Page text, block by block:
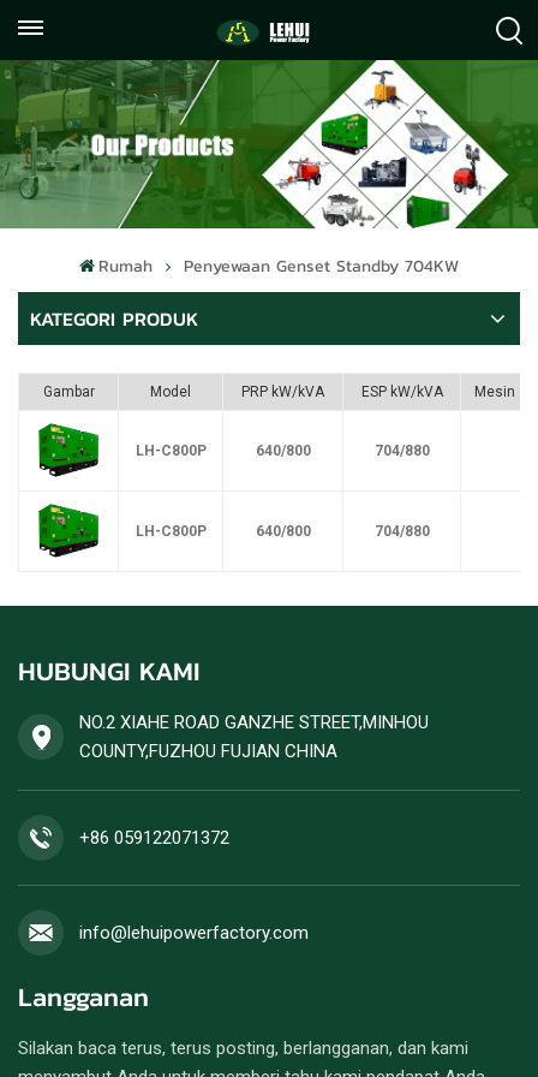
059122071372
info@lehuipowerfactory.com
Rumah Penyewaan Genset Standby 704KW
KATEGORI PRODUK
Gambar Model PRP kW/kVA ESP kW/kVA Mesin
LH-C800P 640/800 704/880
LH-C800P 640/800 704/880
HUBUNGI KAMI
NO.2 XIAHE ROAD GANZHE STREET,MINHOU
COUNTY,FUZHOU FUJIAN CHINA
+86 059122071372
info@lehuipowerfactory.com
Langganan
Silakan baca terus, terus posting, berlangganan, dan kami